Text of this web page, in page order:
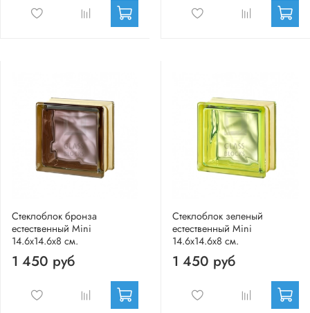
Стеклоблок бронза
естественный Mini
14.6x14.6x8 см.
1 450 руб
Стеклоблок зеленый
естественный Mini
14.6x14.6x8 см.
1 450 руб